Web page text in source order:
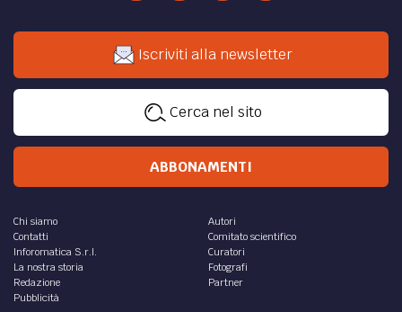
Iscriviti alla newsletter
Cerca nel sito
ABBONAMENTI
Chi siamo
Contatti
Inforomatica S.r.l.
La nostra storia
Redazione
Pubblicità
Autori
Comitato scientifico
Curatori
Fotografi
Partner